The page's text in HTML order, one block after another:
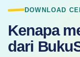
DOWNLOAD
Kenapa
dari